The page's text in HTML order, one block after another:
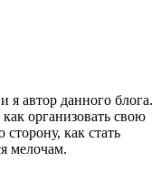
я автор данного блога.
организовать свою
как стать
мелочам.